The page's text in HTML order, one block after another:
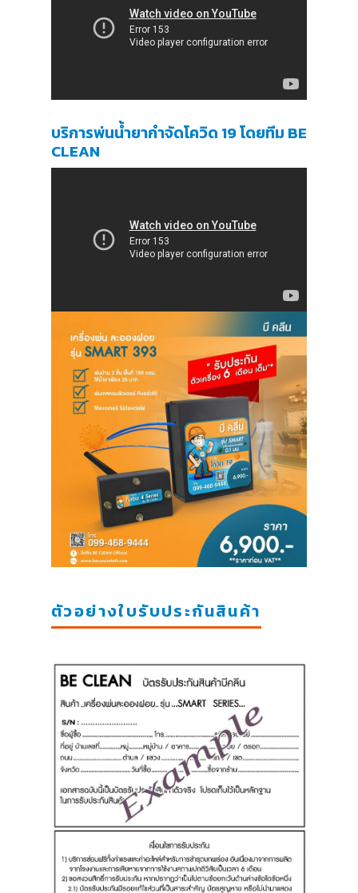
บริการพ่นน้ำยากำจัดโควิด 19 โดยทีม BE
CLEAN
ตัวอย่างใบรับประกันสินค้า